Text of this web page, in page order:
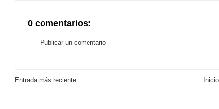
0 comentarios:
Publicar un comentario
Entrada más reciente Inicio